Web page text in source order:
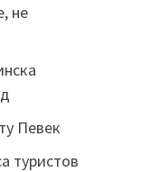
не
Певек
туристов